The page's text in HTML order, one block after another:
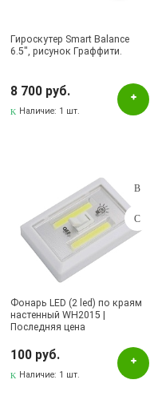
Гироскутер Smart Balance
6.5", рисунок Граффити.
8 700 руб.
Наличие: 1 шт.
Фонарь LED (2 led) по краям
настенный WH2015 |
Последняя цена
100 руб.
Наличие: 1 шт.